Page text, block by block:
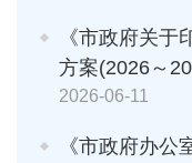
《市政府关
方案(2026～
2026-06-11
《市政府办